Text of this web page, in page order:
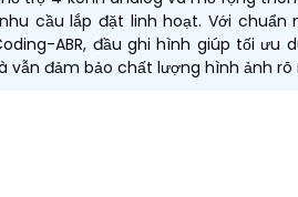
cầu lắp đặt linh hoạt. Với chuẩn
ABR, đầu ghi hình giúp tối ưu
vẫn đảm bảo chất lượng hình ảnh rõ